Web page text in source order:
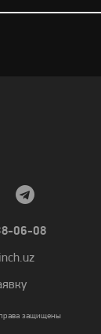
06-08
защищены